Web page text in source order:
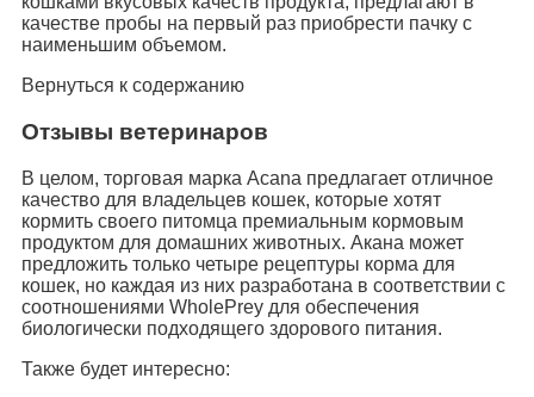
качестве пробы на первый раз приобрести пачку с
наименьшим объемом.
Вернуться к содержанию
Отзывы ветеринаров
В целом, торговая марка Acana предлагает отличное
качество для владельцев кошек, которые хотят
кормить своего питомца премиальным кормовым
продуктом для домашних животных. Акана может
предложить только четыре рецептуры корма для
кошек, но каждая из них разработана в соответствии с
соотношениями WholePrey для обеспечения
биологически подходящего здорового питания.
Также будет интересно: